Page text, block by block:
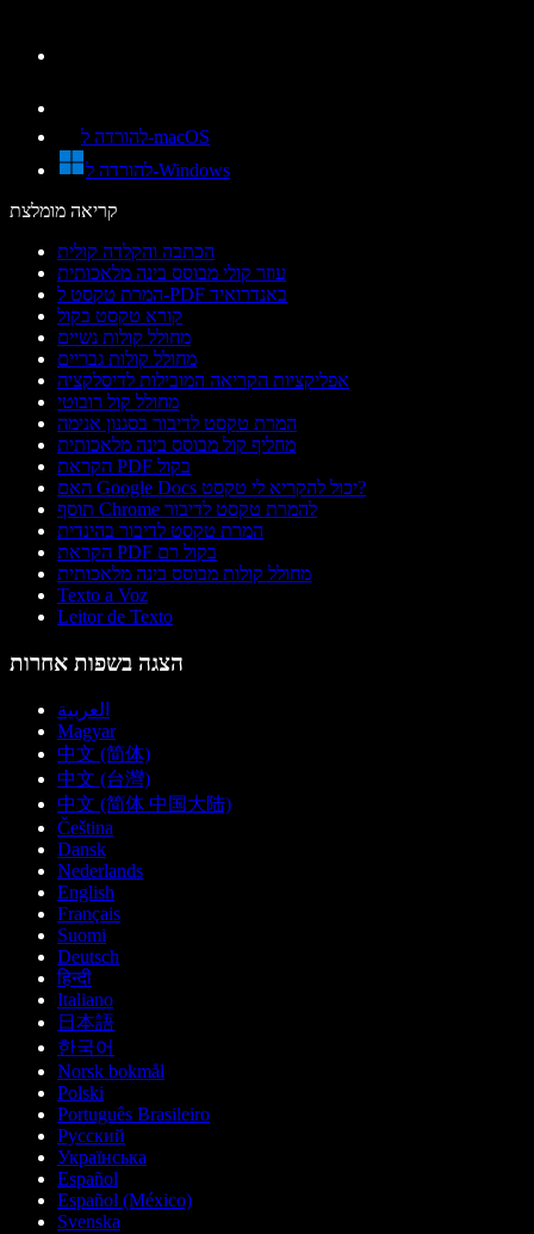
להורדה ל-macOS
להורדה ל-Windows
קריאה מומלצת
הכתבה והקלדה קולית
עוזר קולי מבוסס בינה מלאכותית
המרת טקסט ל-PDF באנדרואיד
קורא טקסט בקול
מחולל קולות נשיים
מחולל קולות גבריים
אפליקציות הקריאה המובילות לדיסלקציה
מחולל קול רובוטי
המרת טקסט לדיבור בסגנון אנימה
מחליף קול מבוסס בינה מלאכותית
הקראת PDF בקול
האם Google Docs יכול להקריא לי טקסט?
תוסף Chrome להמרת טקסט לדיבור
המרת טקסט לדיבור בהינדית
הקראת PDF בקול רם
מחולל קולות מבוסס בינה מלאכותית
Texto a Voz
Leitor de Texto
הצגה בשפות אחרות
العربية
Magyar
中文 (简体)
中文 (台灣)
中文 (简体 中国大陆)
Čeština
Dansk
Nederlands
English
Français
Suomi
Deutsch
हिन्दी
Italiano
日本語
한국어
Norsk bokmål
Polski
Português Brasileiro
Русский
Українська
Español
Español (México)
Svenska